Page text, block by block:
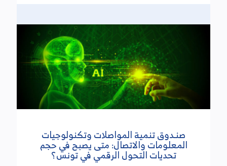
رئاسة الحكومة تدعو الجمعيات إلى الالتزام بالحصول
على معرف جبائي
واجب الحصول على معرف جبائي يسند لكل جمعية من
طرف مصالح الإدارة العامة للأداءات بوزارة المالية. كما
دعت إلى ضرورة الالتزام بإجراءات التسجيل بالسجل
صنـدوق تنمية المواصلات وتكنولوجيات
المعلومات والاتصال: متى يصبح في حجم
تحديات التحول الرقمي في تونس؟